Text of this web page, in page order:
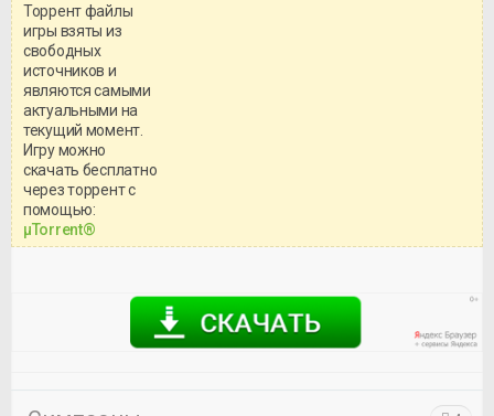
системными требованиями и
Торрент файлы
игры взяты из
свободных
источников и
являются самыми
актуальными на
текущий момент.
Игру можно
скачать бесплатно
через торрент с
помощью:
μTorrent®